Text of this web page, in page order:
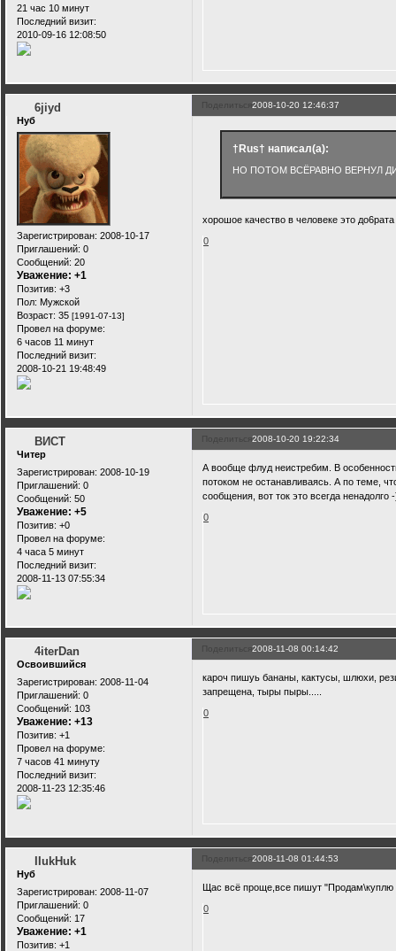
21 час 10 минут
Последний визит:
2010-09-16 12:08:50
Поделиться2008-10-20 12:46:37
6jiyd
Нуб
Зарегистрирован: 2008-10-17
Приглашений: 0
Сообщений: 20
Уважение: +1
Позитив: +3
Пол: Мужской
Возраст: 35 [1991-07-13]
Провел на форуме:
6 часов 11 минут
Последний визит:
2008-10-21 19:48:49
†Rus† написал(а):
НО ПОТОМ ВСЁРАВНО ВЕРНУЛ
хорошое качество в человеке это до6рата
0
Поделиться2008-10-20 19:22:34
ВИСТ
Читер
Зарегистрирован: 2008-10-19
Приглашений: 0
Сообщений: 50
Уважение: +5
Позитив: +0
Провел на форуме:
4 часа 5 минут
Последний визит:
2008-11-13 07:55:34
А вообще флуд неистребим. В
потоком не останавливаясь. А по теме,
сообщения, вот ток это всегда ненадолго
0
Поделиться2008-11-08 00:14:42
4iterDan
Освоившийся
Зарегистрирован: 2008-11-04
Приглашений: 0
Сообщений: 103
Уважение: +13
Позитив: +1
Провел на форуме:
7 часов 41 минуту
Последний визит:
2008-11-23 12:35:46
кароч пишуь бананы, кактусы, шлюхи,
запрещена, тыры пыры.....
0
Поделиться2008-11-08 01:44:53
IIukHuk
Нуб
Зарегистрирован: 2008-11-07
Приглашений: 0
Сообщений: 17
Уважение: +1
Позитив: +1
Щас всё проще,все пишут "Продам\куплю
0